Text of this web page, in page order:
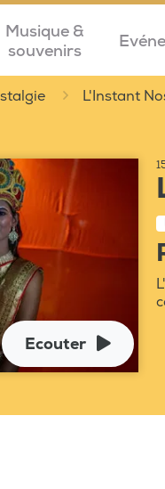
Musique &
souvenirs
L'Instant
Ecouter